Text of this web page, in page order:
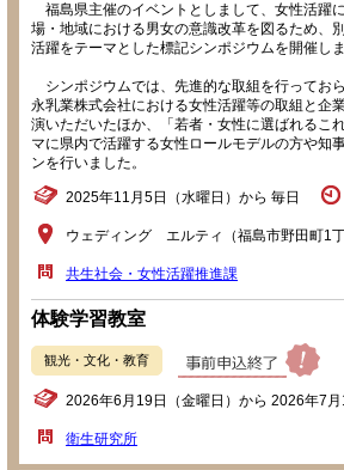
福島県主催のイベントとしまして、女性活躍
場・地域における男女の意識改革を図るため、
活躍をテーマとした標記シンポジウムを開催しま
シンポジウムでは、先進的な取組を行ってお
永乳業株式会社における女性活躍等の取組と企
演いただいたほか、「若者・女性に選ばれるこ
マに県内で活躍する女性ロールモデルの方や知
ンを行いました。
2025年11月5日（水曜日）から 毎日
ウェディング エルティ（福島市野田町1丁
共生社会・女性活躍推進課
体験学習教室
観光・文化・教育
2026年6月19日（金曜日）から 2026年7月
衛生研究所